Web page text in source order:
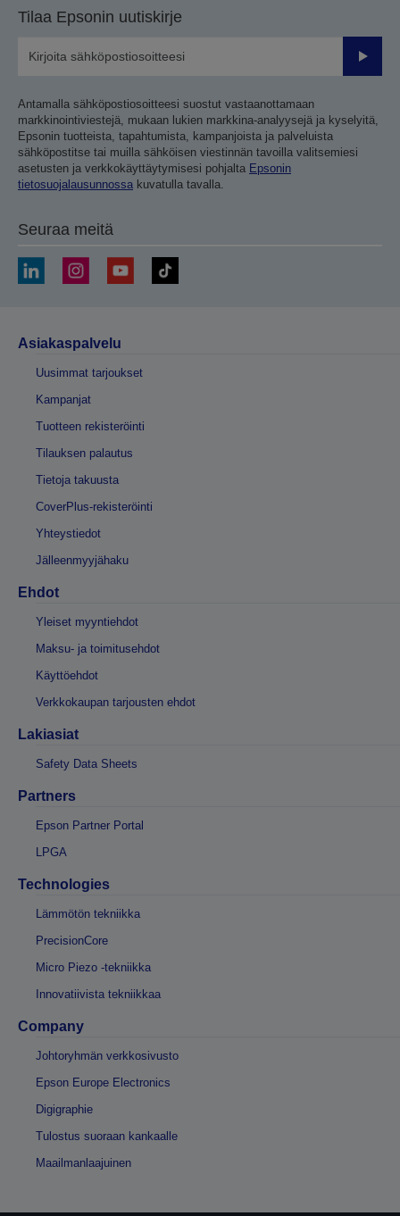
Tilaa Epsonin uutiskirje
Lähetä
Antamalla sähköpostiosoitteesi suostut vastaanottamaan
markkinointiviestejä, mukaan lukien markkina-analyysejä ja kyselyitä,
Epsonin tuotteista, tapahtumista, kampanjoista ja palveluista
sähköpostitse tai muilla sähköisen viestinnän tavoilla valitsemiesi
asetusten ja verkkokäyttäytymisesi pohjalta Epsonin
tietosuojalausunnossa kuvatulla tavalla.
Seuraa meitä
Asiakaspalvelu
Uusimmat tarjoukset
Kampanjat
Tuotteen rekisteröinti
Tilauksen palautus
Tietoja takuusta
CoverPlus-rekisteröinti
Yhteystiedot
Jälleenmyyjähaku
Ehdot
Yleiset myyntiehdot
Maksu- ja toimitusehdot
Käyttöehdot
Verkkokaupan tarjousten ehdot
Lakiasiat
Safety Data Sheets
Partners
Epson Partner Portal
LPGA
Technologies
Lämmötön tekniikka
PrecisionCore
Micro Piezo -tekniikka
Innovatiivista tekniikkaa
Company
Johtoryhmän verkkosivusto
Epson Europe Electronics
Digigraphie
Tulostus suoraan kankaalle
Maailmanlaajuinen